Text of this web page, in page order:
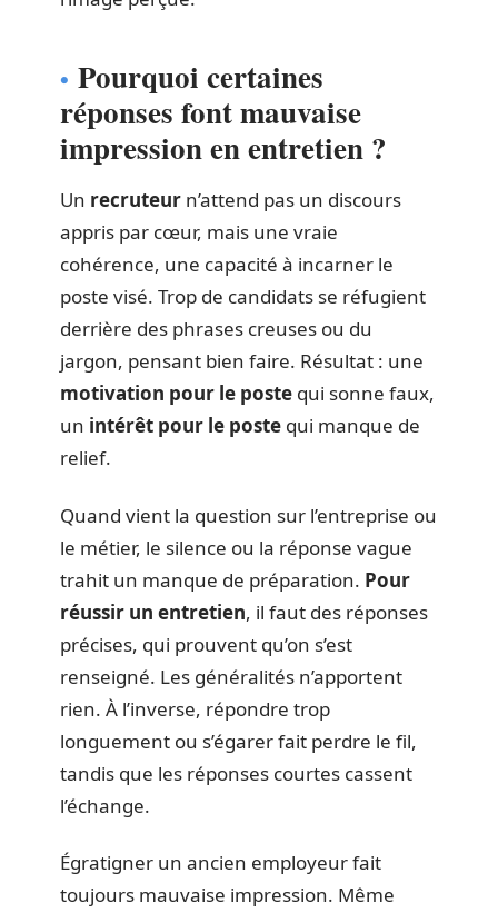
Pourquoi certaines
réponses font mauvaise
impression en entretien ?
Un recruteur n’attend pas un discours
appris par cœur, mais une vraie
cohérence, une capacité à incarner le
poste visé. Trop de candidats se réfugient
derrière des phrases creuses ou du
jargon, pensant bien faire. Résultat : une
motivation pour le poste qui sonne faux,
un intérêt pour le poste qui manque de
relief.
Quand vient la question sur l’entreprise ou
le métier, le silence ou la réponse vague
trahit un manque de préparation. Pour
réussir un entretien, il faut des réponses
précises, qui prouvent qu’on s’est
renseigné. Les généralités n’apportent
rien. À l’inverse, répondre trop
longuement ou s’égarer fait perdre le fil,
tandis que les réponses courtes cassent
l’échange.
Égratigner un ancien employeur fait
toujours mauvaise impression. Même